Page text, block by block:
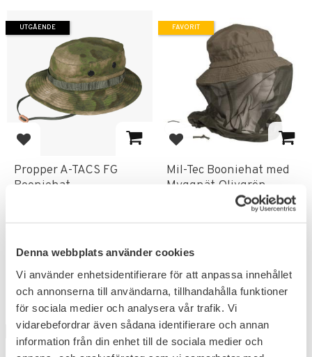
Denna webbplats använder cookies
Vi använder enhetsidentifierare för att anpassa innehållet
och annonserna till användarna, tillhandahålla funktioner
för sociala medier och analysera vår trafik. Vi
vidarebefordrar även sådana identifierare och annan
information från din enhet till de sociala medier och
Lägg till i favoriter
Propper A-TACS FG
Booniehat
190
UTGÅENDE
Lägg till i favoriter
Mil-Tec Booniehat med
Myggnät Olivgrön
199KR
FAVORIT
14%
UTGÅENDE